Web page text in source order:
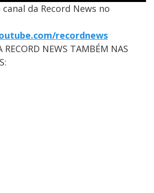
canal da Record News no
recordnews
RECORD NEWS TAMBÉM NAS